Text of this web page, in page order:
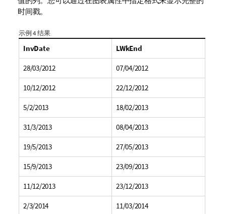
时间戳。
示例 4 结果
InvDate LWkEnd
28/03/2012 07/04/2012
10/12/2012 22/12/2012
5/2/2013 18/02/2013
31/3/2013 08/04/2013
19/5/2013 27/05/2013
15/9/2013 23/09/2013
11/12/2013 23/12/2013
2/3/2014 11/03/2014